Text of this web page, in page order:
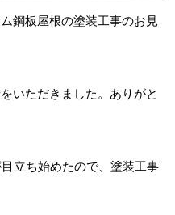
鋼板屋根の塗装工事のお見
いただきました。ありがと
立ち始めたので、塗装工事